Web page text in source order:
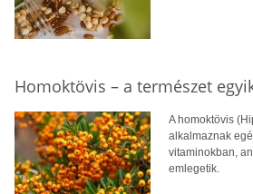
Homoktövis – a természet
A homoktövis
alkalmaznak
vitaminokban,
emlegetik.